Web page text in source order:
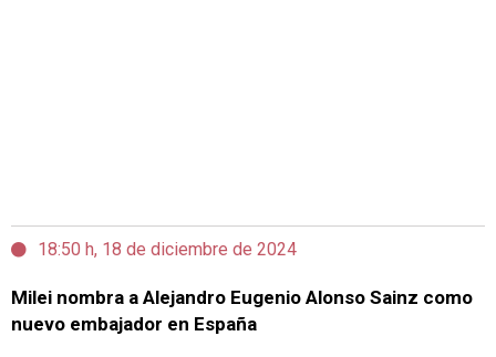
18:50 h, 18 de diciembre de 2024
Milei nombra a Alejandro Eugenio Alonso Sainz como
nuevo embajador en España